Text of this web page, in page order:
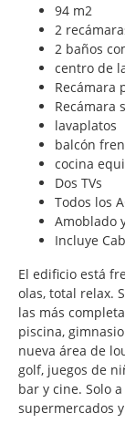
94 m2
2
2 baños
centro de
Recámara
Recámara
lavaplatos
balcón
cocina
Dos TVs
Todos los
Amoblado
Incluye
El edificio está
olas, total relax.
las más
piscina,
nueva área de
golf, juegos de
bar y cine. Solo
supermercados